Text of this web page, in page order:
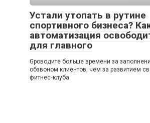
Устали утопать в рутине
спортивного бизнеса?
автоматизация
для главного
Gроводите больше времени за
обзвоном клиентов, чем за развитием
фитнес‑клуба